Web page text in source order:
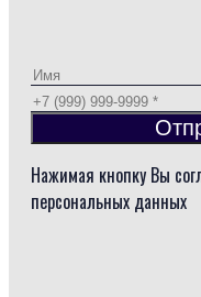
Нажимая кнопку Вы
персональных данных